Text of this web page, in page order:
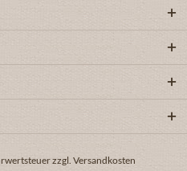
zzgl. Versandkosten